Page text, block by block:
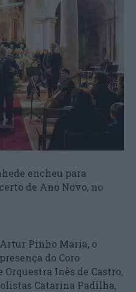
encheu para
de Ano Novo, no
Pinho Maria, o
do Coro
Inês de Castro,
Catarina Padilha,